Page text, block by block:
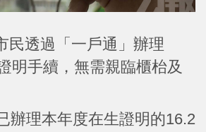
民透過「一戶通」辦理
明手續，無需親臨櫃枱及
辦理本年度在生證明的16.2